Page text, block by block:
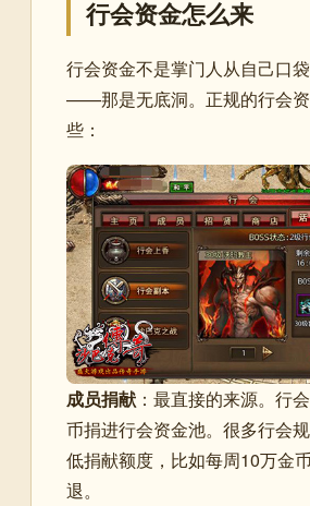
行会资金怎么来
行会资金不是掌门人从自己口
——那是无底洞。正规的行会
些：
成员捐献 ：最直接的来源。行
币捐进行会资金池。很多行会
低捐献额度，比如每周10万金
退。